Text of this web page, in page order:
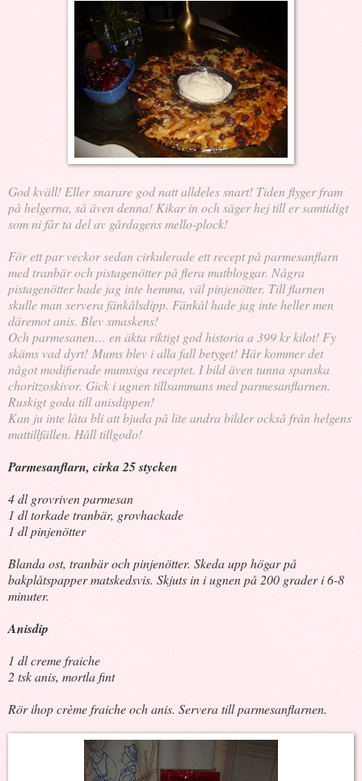
God kväll! Eller snarare god natt alldeles snart! Tiden flyger fram
på helgerna, så även denna! Kikar in och säger hej till er samtidigt
som ni får ta del av gårdagens mello-plock!
För ett par veckor sedan cirkulerade ett recept på parmesanflarn
med tranbär och pistagenötter på flera matbloggar. Några
pistagenötter hade jag inte hemma, väl pinjenötter. Till flarnen
skulle man servera fänkålsdipp. Fänkål hade jag inte heller men
däremot anis. Blev smaskens!
Och parmesanen… en äkta riktigt god historia a 399 kr kilot! Fy
skäms vad dyrt! Mums blev i alla fall betyget! Här kommer det
något modifierade mumsiga receptet. I bild även tunna spanska
choritzoskivor. Gick i ugnen tillsammans med parmesanflarnen.
Ruskigt goda till anisdippen!
Kan ju inte låta bli att bjuda på lite andra bilder också från helgens
mattillfällen. Håll tillgodo!
Parmesanflarn, cirka 25 stycken
4 dl grovriven parmesan
1 dl torkade tranbär, grovhackade
1 dl pinjenötter
Blanda ost, tranbär och pinjenötter. Skeda upp högar på
bakplåtspapper matskedsvis. Skjuts in i ugnen på 200 grader i 6-8
minuter.
Anisdip
1 dl creme fraiche
2 tsk anis, mortla fint
Rör ihop crème fraiche och anis. Servera till parmesanflarnen.